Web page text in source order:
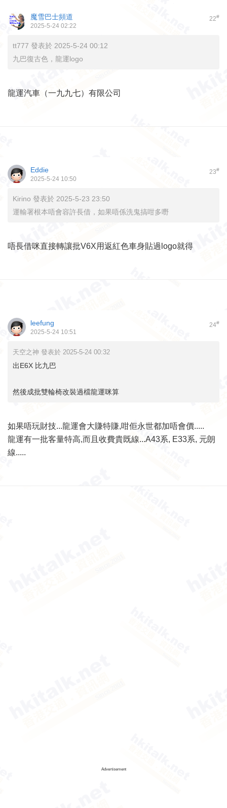
22#
魔雪巴士頻道
2025-5-24 02:22
tt777 發表於 2025-5-24 00:12
九巴復古色，龍運logo
龍運汽車（一九九七）有限公司
23#
Eddie
2025-5-24 10:50
Kirino 發表於 2025-5-23 23:50
運輸署根本唔會容許長借，如果唔係洗鬼搞咁多嘢
唔長借咪直接轉讓批V6X用返紅色車身貼過logo就得
24#
leefung
2025-5-24 10:51
天空之神 發表於 2025-5-24 00:32
出E6X 比九巴
然後成批雙輪椅改裝過檔龍運咪算
如果唔玩財技...龍運會大賺特賺,咁佢永世都加唔會價.....
龍運有一批客量特高,而且收費貴既線...A43系, E33系, 元朗
線.....
Advertisement